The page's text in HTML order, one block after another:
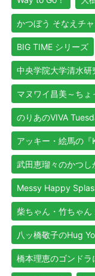
かつぼう そなえチャ
BIG TIME シリーズ
中央学院大学清水研
マヌワイ昌美～ち
のりあのVIVA
アッキー・絵馬の『
武田恵瑠々のかつ
Messy Happy
柴ちゃん・竹ちゃん
八ッ橋敬子のHug
橋本理恵のゴンドラ